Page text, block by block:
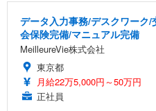
データ入力事務/デスクワーク
会保険完備/マニュアル完備
MeilleureVie株式会社
東京都
月給22万5,000円～50万円
正社員